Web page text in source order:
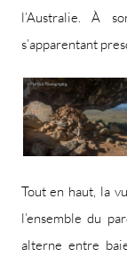
l’Australie. À
s’apparentant
Tout en haut, la
l’ensemble du
alterne entre